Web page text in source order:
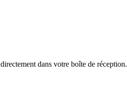
dans votre boîte de réception.